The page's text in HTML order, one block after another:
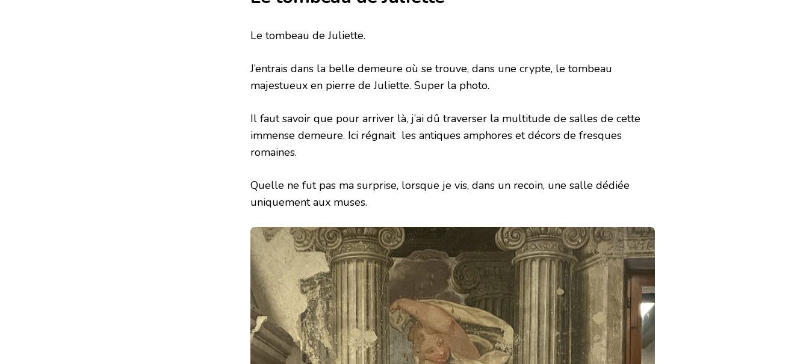
Le tombeau de Juliette.
J’entrais dans la belle demeure où se trouve, dans une crypte, le tombeau
majestueux en pierre de Juliette. Super la photo.
Il faut savoir que pour arriver là, j’ai dû traverser la multitude de salles de cette
immense demeure. Ici régnait les antiques amphores et décors de fresques
romaines.
Quelle ne fut pas ma surprise, lorsque je vis, dans un recoin, une salle dédiée
uniquement aux muses.